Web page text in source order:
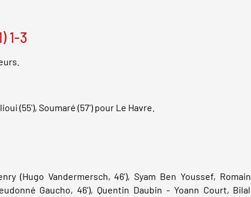
1-3
(55'), Soumaré (57') pour Le Havre.
(Hugo Vandermersch, 46'), Syam Ben Youssef, Romain
Gaucho, 46'), Quentin Daubin - Yoann Court, Bilal